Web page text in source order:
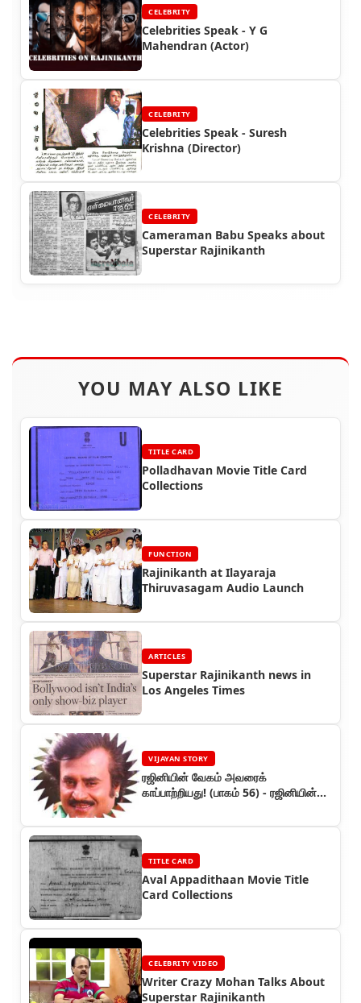
CELEBRITY
Celebrities Speak - Y G
Mahendran (Actor)
CELEBRITY
Celebrities Speak - Suresh
Krishna (Director)
CELEBRITY
Cameraman Babu Speaks about
Superstar Rajinikanth
YOU MAY ALSO LIKE
TITLE CARD
Polladhavan Movie Title Card
Collections
FUNCTION
Rajinikanth at Ilayaraja
Thiruvasagam Audio Launch
ARTICLES
Superstar Rajinikanth news in
Los Angeles Times
VIJAYAN STORY
ரஜினியின் வேகம் அவரைக்
காப்பாற்றியது! (பாகம் 56) - ரஜினியின்
TITLE CARD
Aval Appadithaan Movie Title
Card Collections
CELEBRITY VIDEO
Writer Crazy Mohan Talks About
Superstar Rajinikanth